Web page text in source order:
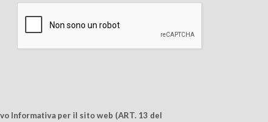
Informativa per il sito web (ART. 13 del